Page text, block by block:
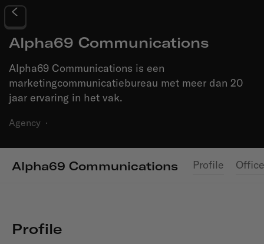
Alpha69 Communications
Alpha69 Communications is een
marketingcommunicatiebureau met meer dan 20
jaar ervaring in het vak.
Agency ·
Alpha69 Communications Profile Office
Profile